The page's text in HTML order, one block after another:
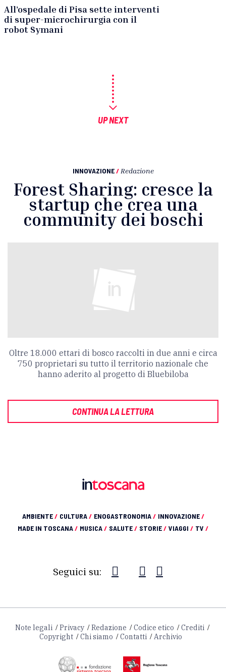
All’ospedale di Pisa sette interventi
di super-microchirurgia con il
robot Symani
UP NEXT
INNOVAZIONE / Redazione
Forest Sharing: cresce la
startup che crea una
community dei boschi
Oltre 18.000 ettari di bosco raccolti in due anni e circa
750 proprietari su tutto il territorio nazionale che
hanno aderito al progetto di Bluebiloba
CONTINUA LA LETTURA
AMBIENTE/ CULTURA/ ENOGASTRONOMIA/ INNOVAZIONE/
MADE IN TOSCANA/ MUSICA/ SALUTE/ STORIE/ VIAGGI / TV /
Seguici su:
Note legali Privacy Redazione Codice etico
Crediti
Copyright
Chi siamo Contatti Archivio